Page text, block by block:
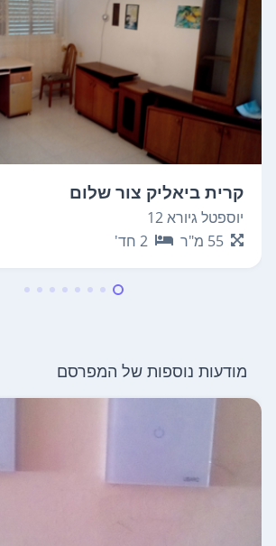
קרית ביאליק צור שלום
יוספטל גיורא 12
55 מ"ר 2 חד'
מודעות נוספות של המפרסם